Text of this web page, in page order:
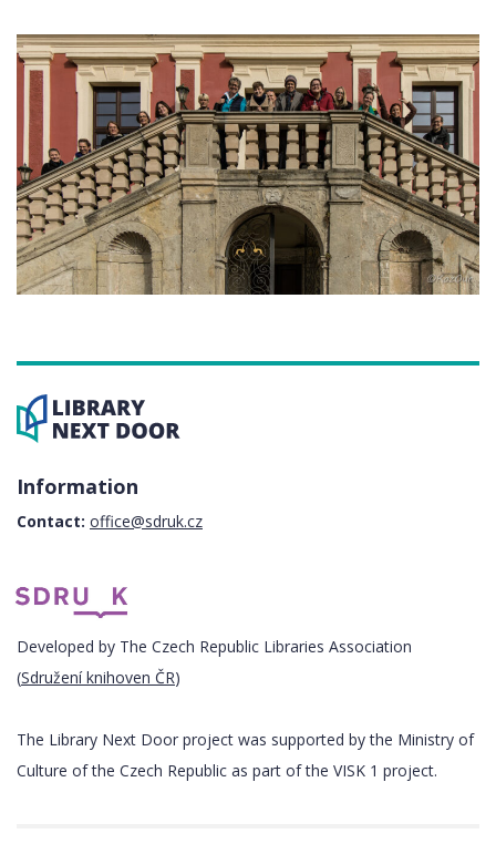
Information
Contact: office@sdruk.cz
Developed by The Czech Republic Libraries Association
(Sdružení knihoven ČR)
The Library Next Door project was supported by the Ministry of
Culture of the Czech Republic as part of the VISK 1 project.